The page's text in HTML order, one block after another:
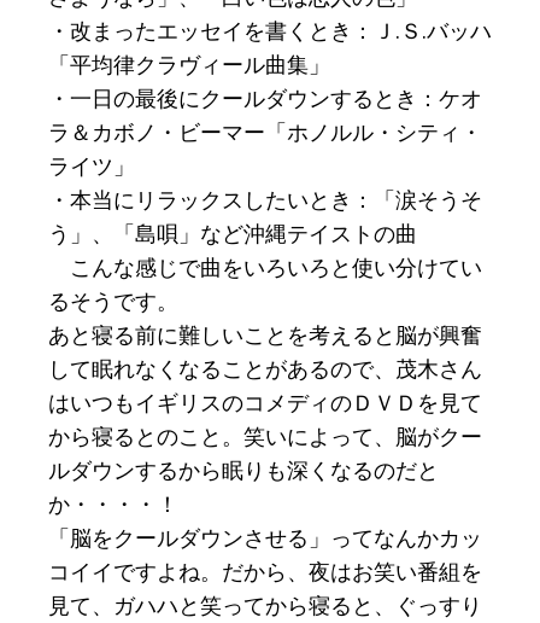
・改まったエッセイを書くとき：Ｊ.Ｓ.バッハ
「平均律クラヴィール曲集」
・一日の最後にクールダウンするとき：ケオ
ラ＆カボノ・ビーマー「ホノルル・シティ・
ライツ」
・本当にリラックスしたいとき：「涙そうそ
う」、「島唄」など沖縄テイストの曲
こんな感じで曲をいろいろと使い分けてい
るそうです。
あと寝る前に難しいことを考えると脳が興奮
して眠れなくなることがあるので、茂木さん
はいつもイギリスのコメディのＤＶＤを見て
から寝るとのこと。笑いによって、脳がクー
ルダウンするから眠りも深くなるのだと
か・・・・！
「脳をクールダウンさせる」ってなんかカッ
コイイですよね。だから、夜はお笑い番組を
見て、ガハハと笑ってから寝ると、ぐっすり